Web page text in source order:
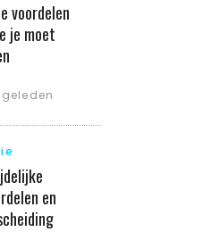
voordelen
je moet
en